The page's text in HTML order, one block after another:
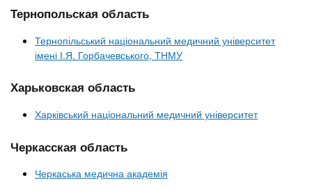
Тернопольская область
Тернопільський національний медичний університет
імені І.Я. Горбачевського, ТНМУ
Харьковская область
Харківський національний медичний університет
Черкасская область
Черкаська медична академія